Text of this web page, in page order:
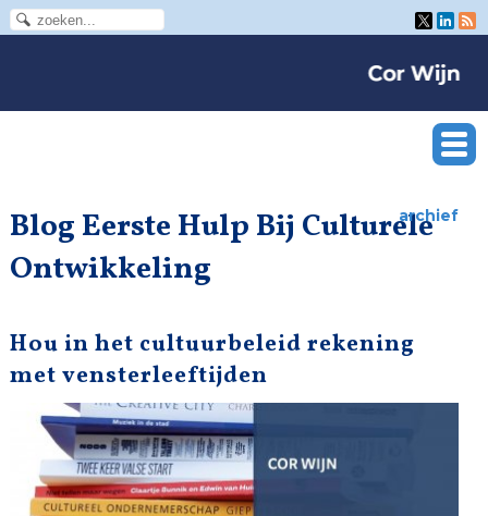
Blog Eerste Hulp Bij Culturele
Ontwikkeling
archief
Hou in het cultuurbeleid rekening
met vensterleeftijden